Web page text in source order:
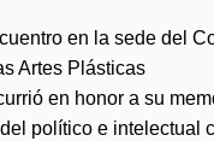
en la sede del
Artes Plásticas
en honor a su
político e intelectual